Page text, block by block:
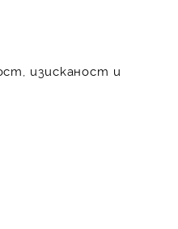
изисканост и